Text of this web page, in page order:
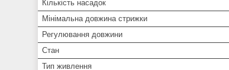
Кількість насадок
Мінімальна довжина стрижки
Регулювання довжини
Стан
Тип живлення